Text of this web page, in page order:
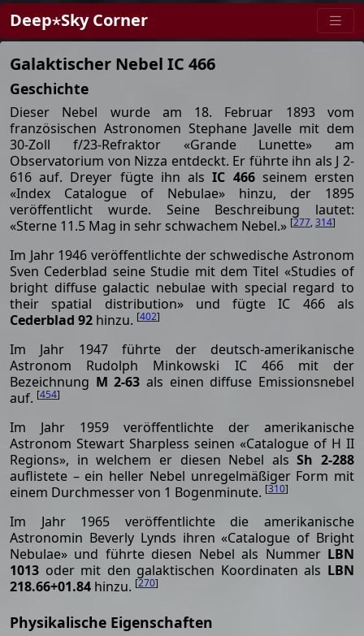
Deep⋆Sky Corner
Galaktischer Nebel IC 466
Geschichte
Dieser Nebel wurde am 18. Februar 1893 vom
französischen Astronomen Stephane Javelle mit dem
30-Zoll f/23-Refraktor «Grande Lunette» am
Observatorium von Nizza entdeckt. Er führte ihn als J 2-
616 auf. Dreyer fügte ihn alsIC 466seinem ersten
«Index Catalogue of Nebulae» hinzu, der 1895
veröffentlicht wurde. Seine Beschreibung lautet:
«Sterne 11.5 Mag in sehr schwachem Nebel.» [277,314]
Im Jahr 1946 veröffentlichte der schwedische Astronom
Sven Cederblad seine Studie mit dem Titel «Studies of
bright diffuse galactic nebulae with special regard to
their spatial distribution» und fügte IC 466 als
Cederblad 92 hinzu. [402]
Im Jahr 1947 führte der deutsch-amerikanische
Astronom Rudolph Minkowski IC 466 mit der
Bezeichnung M 2-63 als einen diffuse Emissionsnebel
auf. [454]
Im Jahr 1959 veröffentlichte der amerikanische
Astronom Stewart Sharpless seinen «Catalogue of H II
Regions», in welchem er diesen Nebel alsSh 2-288
auflistete – ein heller Nebel unregelmäßiger Form mit
einem Durchmesser von 1 Bogenminute. [310]
Im Jahr 1965 veröffentlichte die amerikanische
Astronomin Beverly Lynds ihren «Catalogue of Bright
Nebulae» und führte diesen Nebel als Nummer LBN
1013 oder mit den galaktischen Koordinaten als LBN
218.66+01.84 hinzu. [270]
Physikalische Eigenschaften